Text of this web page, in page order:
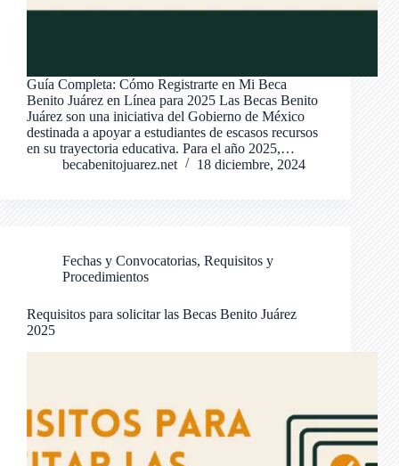
Guía Completa: Cómo Registrarte en Mi Beca
Benito Juárez en Línea para 2025 Las Becas Benito
Juárez son una iniciativa del Gobierno de México
destinada a apoyar a estudiantes de escasos recursos
en su trayectoria educativa. Para el año 2025,…
becabenitojuarez.net
18 diciembre, 2024
Fechas y Convocatorias, Requisitos y
Procedimientos
Requisitos para solicitar las Becas Benito Juárez
2025